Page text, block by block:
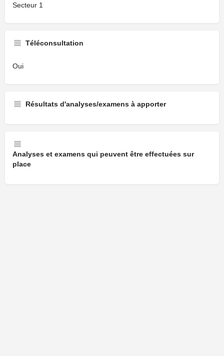
Secteur 1
Téléconsultation
Oui
Résultats d'analyses/examens à apporter
Analyses et examens qui peuvent être effectuées sur
place